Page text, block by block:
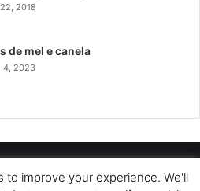
2018
de mel e canela
4, 2023
SOBRE NÓS
POLÍTICA DE COOKIES
to improve your experience. We'll